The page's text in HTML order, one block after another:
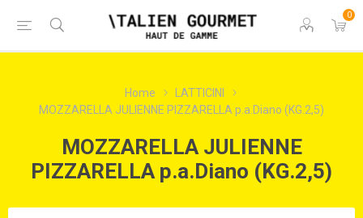
0
Home
LATTICINI
MOZZARELLA JULIENNE PIZZARELLA p.a.Diano (KG.2,5)
MOZZARELLA JULIENNE
PIZZARELLA p.a.Diano (KG.2,5)